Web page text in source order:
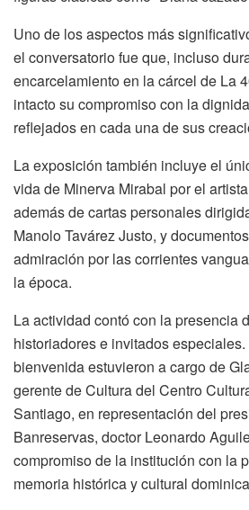
Uno de los aspectos más
el conversatorio fue que, incluso
encarcelamiento en la cárcel de La
intacto su compromiso con la
reflejados en cada una de sus
La exposición también incluye el
vida de Minerva Mirabal por el
además de cartas personales
Manolo Tavárez Justo, y
admiración por las corrientes
la época.
La actividad contó con la presencia
historiadores e invitados
bienvenida estuvieron a cargo de
gerente de Cultura del Centro
Santiago, en representación del
Banreservas, doctor Leonardo
compromiso de la institución con la
memoria histórica y cultural